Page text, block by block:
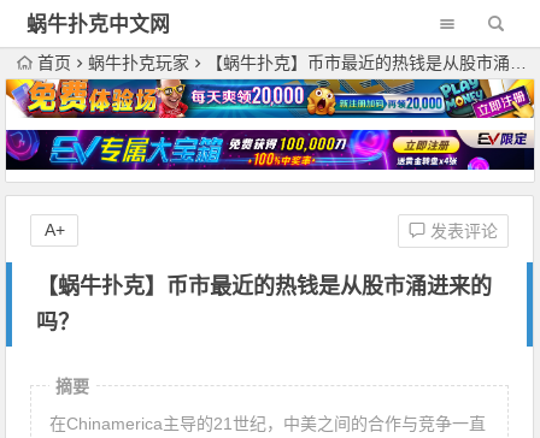
蜗牛扑克中文网
首页 蜗牛扑克玩家 【蜗牛扑克】币市最近的热钱是从股市涌进来的吗？
【蜗牛扑克】币市最近的热钱是从股市涌进来的
吗？
发表评论
A+
摘要
在Chinamerica主导的21世纪，中美之间的合作与竞争一直